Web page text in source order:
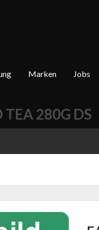
Marken Jobs
TEA 280G DS